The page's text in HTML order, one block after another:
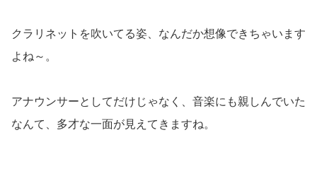
クラリネットを吹いてる姿、なんだか想像できちゃいます
よね～。
アナウンサーとしてだけじゃなく、音楽にも親しんでいた
なんて、多才な一面が見えてきますね。